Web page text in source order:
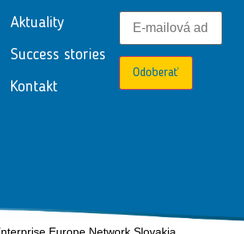
Aktuality
Success stories
Kontakt
Odoberať
Europe Network Slovakia